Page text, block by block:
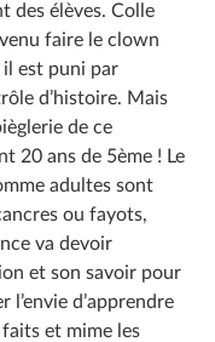
des élèves. Colle
faire le clown
il est puni par
d’histoire. Mais
de ce
20 ans de 5ème ! Le
adultes sont
ou fayots,
va devoir
et son savoir pour
d’apprendre
et mime les